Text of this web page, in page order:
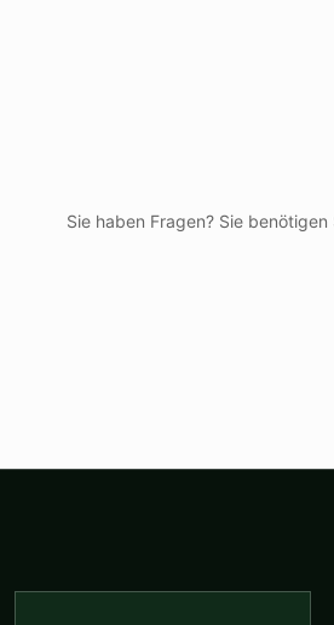
Sie haben Fragen? Sie